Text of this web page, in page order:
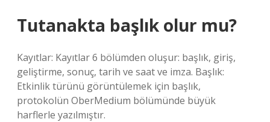
Tutanakta başlık olur mu?
Kayıtlar: Kayıtlar 6 bölümden oluşur: başlık, giriş,
geliştirme, sonuç, tarih ve saat ve imza. Başlık:
Etkinlik türünü görüntülemek için başlık,
protokolün OberMedium bölümünde büyük
harflerle yazılmıştır.